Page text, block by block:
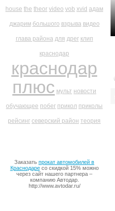
house the theor video vob xvid адам
джарим большого взрыва видео
глава района для дрег клип
краснодар
краснодар
плюс мульт новости
обучающее побег прикол приколы
рейсинг северский район теория
Заказать прокат автомобилей в
Краснодаресо скидкой 15% можно
через сайт нашего партнера –
компанию Автодар.
http://www.avtodar.ru/